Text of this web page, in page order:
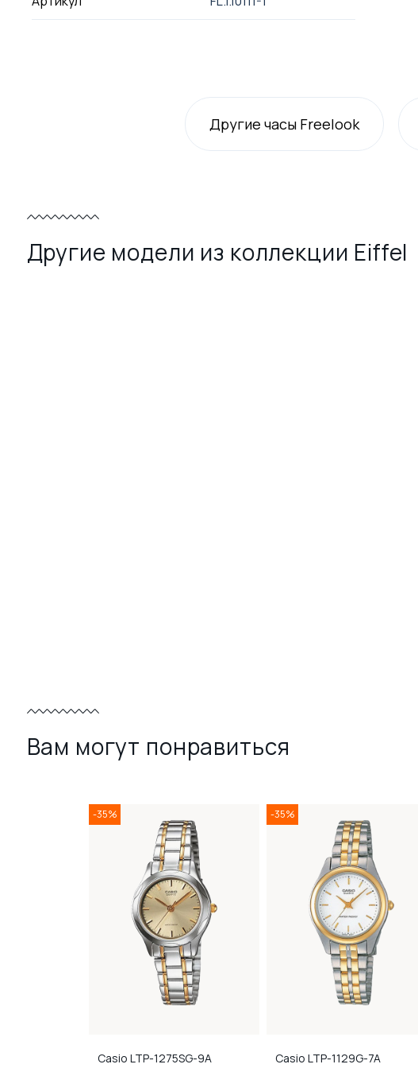
Другие часы Freelook
Другие модели из коллекции Eiffel
Вам могут понравиться
-35%
Casio LTP-1275SG-9A
-35%
Casio LTP-1129G-7A